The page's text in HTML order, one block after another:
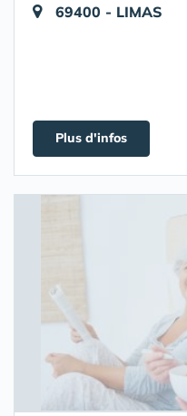
69400 - LIMAS
Plus d'infos